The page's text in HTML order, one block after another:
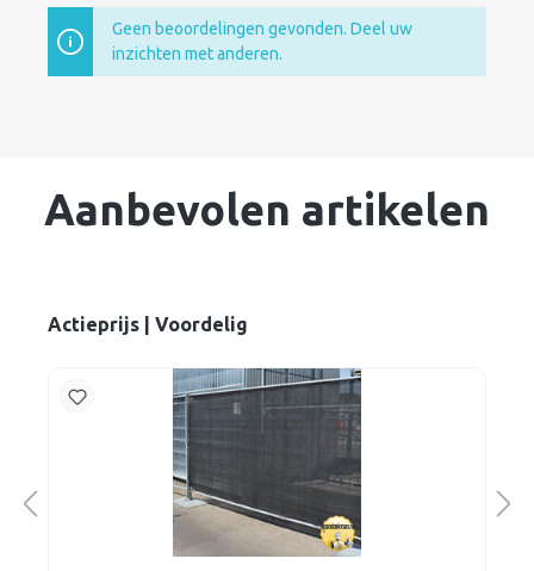
Geen beoordelingen gevonden. Deel uw
inzichten met anderen.
Aanbevolen artikelen
Actieprijs | Voordelig